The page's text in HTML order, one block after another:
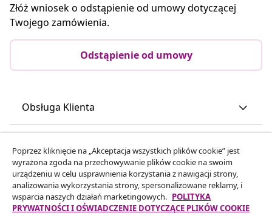
Złóż wniosek o odstąpienie od umowy dotyczącej
Twojego zamówienia.
Odstąpienie od umowy
Obsługa Klienta
vidaXL
Odkryj więcej
Poprzez kliknięcie na „Akceptacja wszystkich plików cookie” jest
wyrażona zgoda na przechowywanie plików cookie na swoim
urządzeniu w celu usprawnienia korzystania z nawigacji strony,
analizowania wykorzystania strony, spersonalizowane reklamy, i
wsparcia naszych działań marketingowych. POLITYKA
PRYWATNOŚCI I OŚWIADCZENIE DOTYCZĄCE PLIKÓW COOKIE